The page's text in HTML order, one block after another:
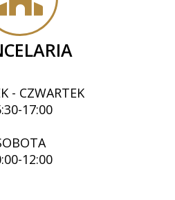
- CZWARTEK
17:00
12:00